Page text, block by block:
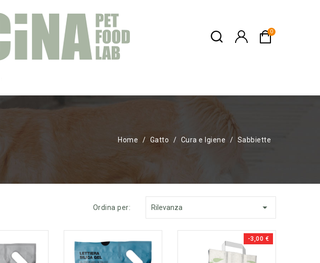
Home Gatto Cura e Igiene Sabbiette
Ordina per: Rilevanza 
-3,00 €